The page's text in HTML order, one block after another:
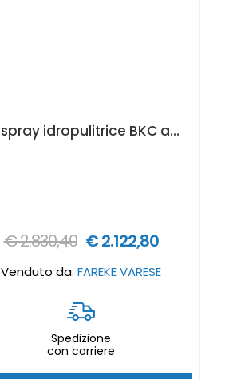
Valspray idropulitrice BKC acqua fredda - 150 bar - 230V
€ 2.830,40 € 2.122,80
Venduto da:FAREKE VARESE
Spedizione
con corriere